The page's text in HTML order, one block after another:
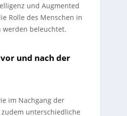
und Augmented
Rolle des Menschen in
werden beleuchtet.
und nach der
im Nachgang der
unterschiedliche